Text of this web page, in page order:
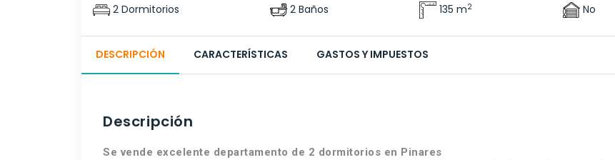
2 Dormitorios 2 Baños 135 m2 No
DESCRIPCIÓN CARACTERÍSTICAS GASTOS Y IMPUESTOS
Descripción
Se vende excelente departamento de 2 dormitorios en Pinares